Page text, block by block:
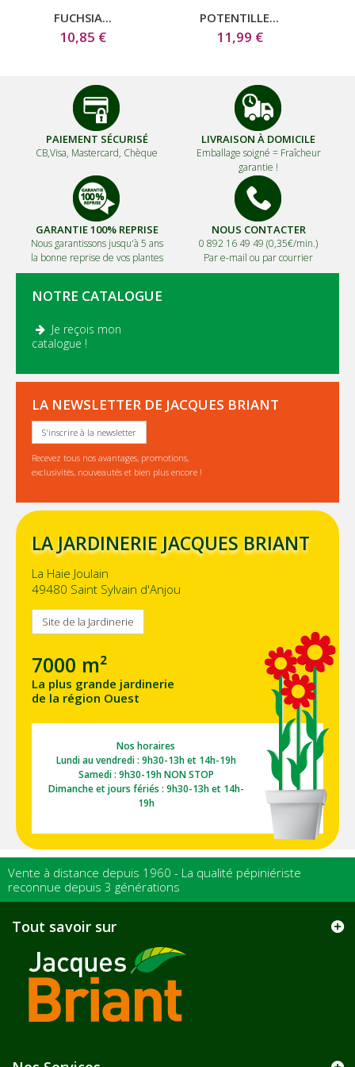
FUCHSIA...
10,85 €
POTENTILLE...
11,99 €
PAIEMENT SÉCURISÉ
CB,Visa, Mastercard, Chèque
LIVRAISON À DOMICILE
Emballage soigné = Fraîcheur
garantie !
GARANTIE 100% REPRISE
Nous garantissons jusqu'à 5 ans
la bonne reprise de vos plantes
NOUS CONTACTER
0 892 16 49 49 (0,35€/min.)
Par e-mail ou par courrier
NOTRE CATALOGUE
Je reçois mon
catalogue !
LA NEWSLETTER DE JACQUES BRIANT
S'inscrire à la newsletter
Recevez tous nos avantages, promotions,
exclusivités, nouveautés et bien plus encore !
LA JARDINERIE JACQUES BRIANT
La Haie Joulain
49480 Saint Sylvain d'Anjou
Site de la Jardinerie
7000 m²
La plus grande jardinerie
de la région Ouest
Nos horaires
Lundi au vendredi : 9h30-13h et 14h-19h
Samedi : 9h30-19h NON STOP
Dimanche et jours fériés : 9h30-13h et 14h-
19h
Vente à distance depuis 1960 - La qualité pépiniériste
reconnue depuis 3 générations
Tout savoir sur